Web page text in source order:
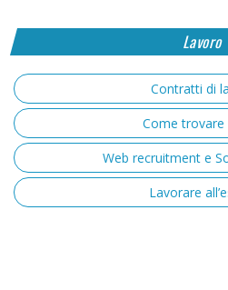
Lavoro
Contratti di
Come trovare
Web recruitment e
Lavorare